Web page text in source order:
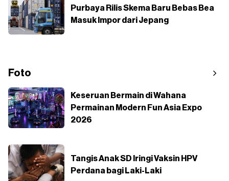
Purbaya Rilis Skema Baru Bebas Bea
Masuk Impor dari Jepang
Foto
Keseruan Bermain di Wahana
Permainan Modern Fun Asia Expo
2026
Tangis Anak SD Iringi Vaksin HPV
Perdana bagi Laki-Laki